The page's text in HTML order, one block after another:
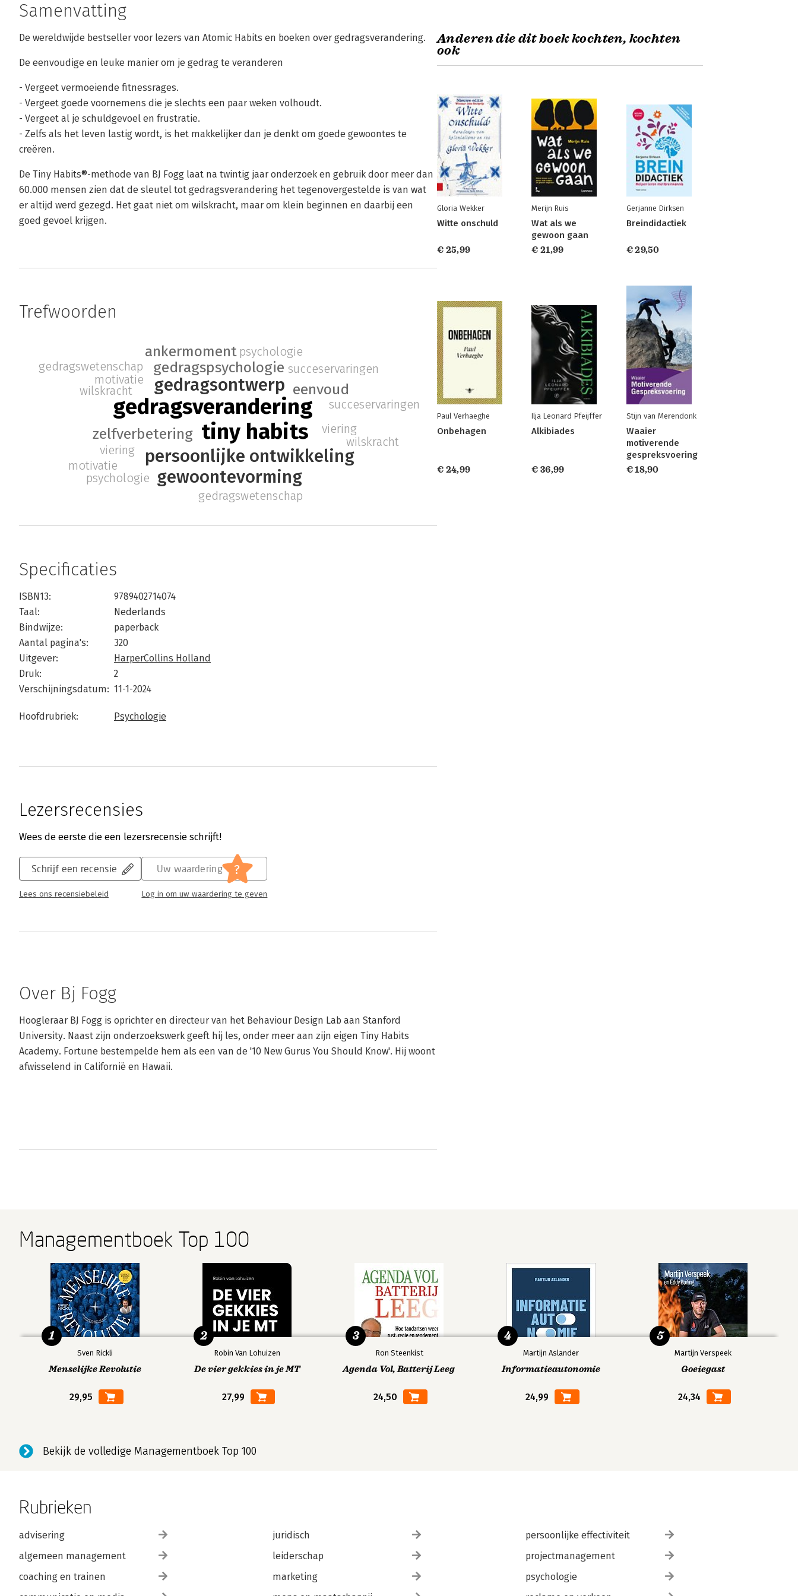
Samenvatting
De wereldwijde bestseller voor lezers van Atomic Habits en boeken over gedragsverandering.
De eenvoudige en leuke manier om je gedrag te veranderen
- Vergeet vermoeiende fitnessrages.
- Vergeet goede voornemens die je slechts een paar weken volhoudt.
- Vergeet al je schuldgevoel en frustratie.
- Zelfs als het leven lastig wordt, is het makkelijker dan je denkt om goede gewoontes te
creëren.
De Tiny Habits®-methode van BJ Fogg laat na twintig jaar onderzoek en gebruik door meer dan
60.000 mensen zien dat de sleutel tot gedragsverandering het tegenovergestelde is van wat
er altijd werd gezegd. Het gaat niet om wilskracht, maar om klein beginnen en daarbij een
goed gevoel krijgen.
Trefwoorden
gedragsverandering
tiny habits
gedragsontwerp
persoonlijke ontwikkeling
gewoontevorming
gedragspsychologie
zelfverbetering
ankermoment
eenvoud
viering
succeservaringen
wilskracht
psychologie
motivatie
gedragswetenschap
viering
succeservaringen
wilskracht
psychologie
motivatie
gedragswetenschap
Specificaties
ISBN13:
9789402714074
Taal:
Nederlands
Bindwijze:
paperback
Aantal pagina's:
320
Uitgever:
HarperCollins Holland
Druk:
2
Verschijningsdatum: 11-1-2024
Hoofdrubriek: Psychologie
Lezersrecensies
Wees de eerste die een lezersrecensie schrijft!
Schrijf een recensie
Lees ons recensiebeleid
Uw waardering ?
Log in om uw waardering te geven
Over Bj Fogg
Hoogleraar BJ Fogg is oprichter en directeur van het Behaviour Design Lab aan Stanford
University. Naast zijn onderzoekswerk geeft hij les, onder meer aan zijn eigen Tiny Habits
Academy. Fortune bestempelde hem als een van de '10 New Gurus You Should Know'. Hij woont
afwisselend in Californië en Hawaii.
Anderen die dit boek kochten, kochten
ook
Gloria Wekker
Witte onschuld
€ 25,99
Merijn Ruis
Wat als we
gewoon gaan
€ 21,99
Gerjanne Dirksen
Breindidactiek
€ 29,50
Paul Verhaeghe
Onbehagen
€ 24,99
Ilja Leonard Pfeijffer
Alkibiades
€ 36,99
Stijn van Merendonk
Waaier
motiverende
gespreksvoering
€ 18,90
Managementboek Top 100
Sven Rickli
Menselijke Revolutie
29,95
1
Robin Van Lohuizen
De vier gekkies in je MT
27,99
2
Ron Steenkist
Agenda Vol, Batterij Leeg
24,50
3
Martijn Aslander
Informatieautonomie
24,99
4
Martijn Verspeek
Goeiegast
24,34
5
Bekijk de volledige Managementboek Top 100
Rubrieken
advisering
algemeen management
coaching en trainen
juridisch
leiderschap
marketing
persoonlijke effectiviteit
projectmanagement
psychologie